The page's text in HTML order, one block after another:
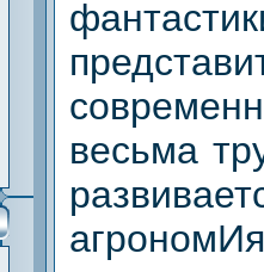
весьма